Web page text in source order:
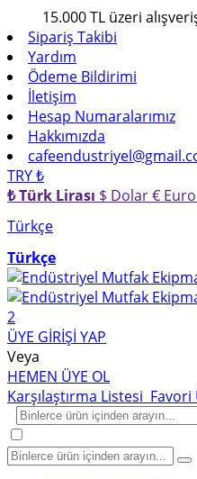
15.000 TL üzeri
Sipariş Takibi
Yardım
Ödeme Bildirimi
İletişim
Hesap Numaralarımız
Hakkımızda
TRY ₺
₺ Türk Lirası $ Dolar€ Euro
Türkçe
Türkçe
2
ÜYE GİRİŞİ YAP
Veya
HEMEN ÜYE OL
Karşılaştırma Listesi